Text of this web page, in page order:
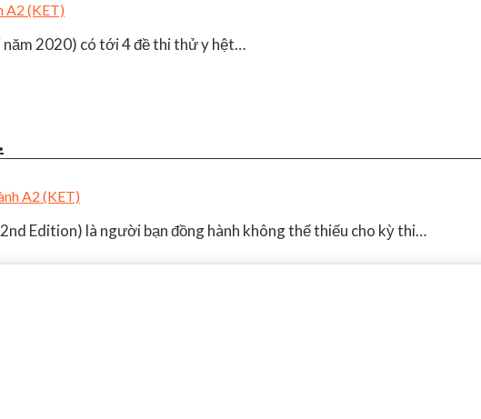
A2 (KET)
năm 2020) có tới 4 đề thi thử y hệt…
A2 (KET)
Edition) là người bạn đồng hành không thể thiếu cho kỳ thi…